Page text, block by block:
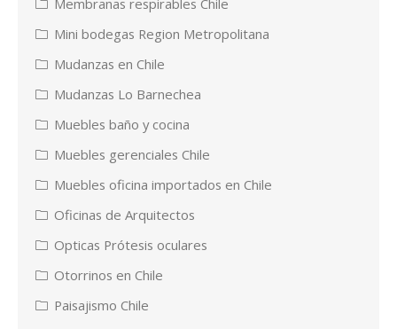
Mini bodegas Region Metropolitana
Mudanzas en Chile
Mudanzas Lo Barnechea
Muebles baño y cocina
Muebles gerenciales Chile
Muebles oficina importados en Chile
Oficinas de Arquitectos
Opticas Prótesis oculares
Otorrinos en Chile
Paisajismo Chile